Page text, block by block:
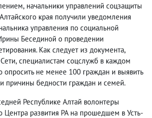
, начальники управлений соцзащиты
края получили уведомления
управления по социальной
Бесединой о проведении
Как следует из документа,
, специалистам соцслужб в каждом
не менее 100 граждан и выявить
причины бедности граждан и семей.
Республике Алтай волонтеры
Центра развития РА на прошедшем в Усть-